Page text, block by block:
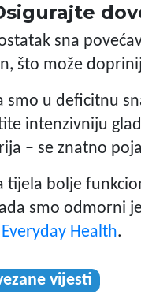
sna
što može
smo u deficitnu
intenzivniju
– se znatno
tijela bolje
smo odmorni
Everyday Health.
vijesti